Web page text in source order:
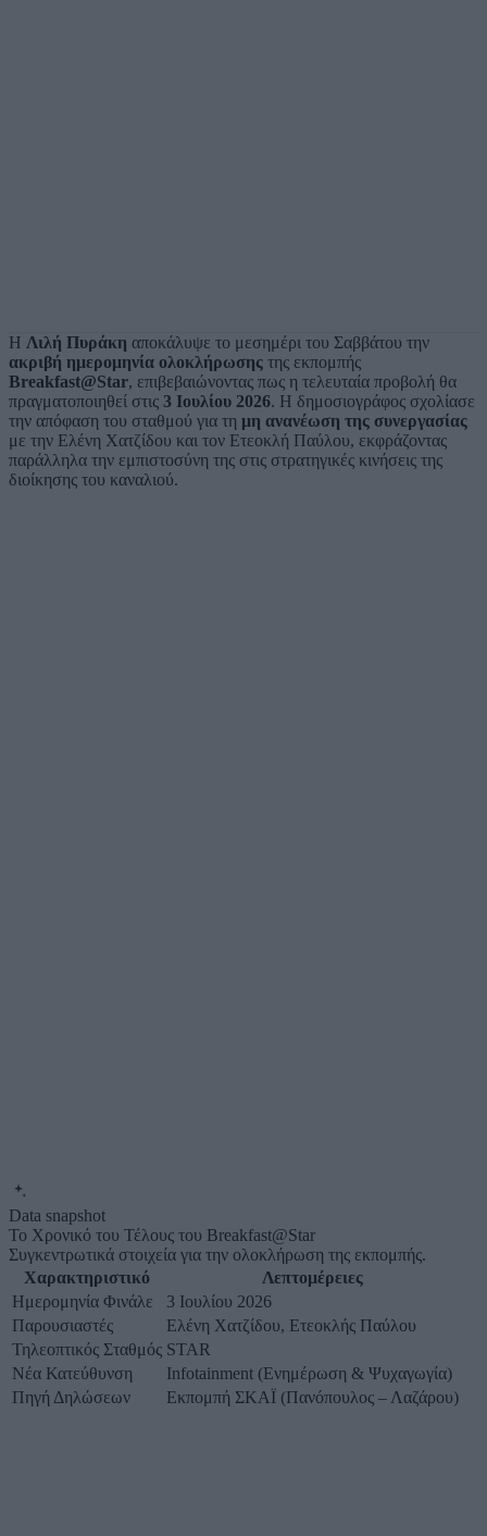
Η Λιλή Πυράκη αποκάλυψε το μεσημέρι του Σαββάτου την
ακριβή ημερομηνία ολοκλήρωσης της εκπομπής
Breakfast@Star, επιβεβαιώνοντας πως η τελευταία προβολή θα
πραγματοποιηθεί στις 3 Ιουλίου 2026. Η δημοσιογράφος σχολίασε
την απόφαση του σταθμού για τη μη ανανέωση της συνεργασίας
με την Ελένη Χατζίδου και τον Ετεοκλή Παύλου, εκφράζοντας
παράλληλα την εμπιστοσύνη της στις στρατηγικές κινήσεις της
διοίκησης του καναλιού.
Data snapshot
Το Χρονικό του Τέλους του Breakfast@Star
Συγκεντρωτικά στοιχεία για την ολοκλήρωση της εκπομπής.
Χαρακτηριστικό
Λεπτομέρειες
Ημερομηνία Φινάλε
3 Ιουλίου 2026
Παρουσιαστές
Ελένη Χατζίδου, Ετεοκλής Παύλου
Τηλεοπτικός Σταθμός STAR
Νέα Κατεύθυνση
Infotainment (Ενημέρωση & Ψυχαγωγία)
Πηγή Δηλώσεων
Εκπομπή ΣΚΑΪ (Πανόπουλος – Λαζάρου)